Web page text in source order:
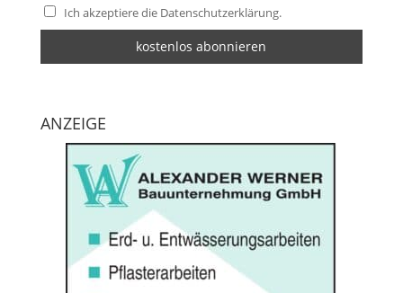
Ich akzeptiere die Datenschutzerklärung.
ANZEIGE